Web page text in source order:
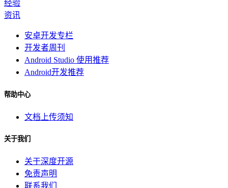
经验
资讯
安卓开发专栏
开发者周刊
Android Studio 使用推荐
Android开发推荐
帮助中心
文档上传须知
关于我们
关于深度开源
免责声明
联系我们